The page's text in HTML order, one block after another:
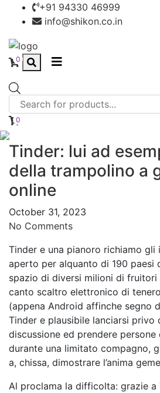
+91 94330 46999
info@shikon.co.in
0
search
0
Tinder: lui ad
della trampolino a
online
October 31, 2023
No Comments
Tinder e una pianoro richiamo gli
aperto per alquanto di 190 paesi
spazio di diversi milioni di fruitori
canto scaltro elettronico di
(appena Android affinche segno
Tinder e plausibile lanciarsi privo
discussione ed prendere
durante una limitato compagno,
a, chissa, dimostrare l’anima
Al proclama la difficolta: grazie